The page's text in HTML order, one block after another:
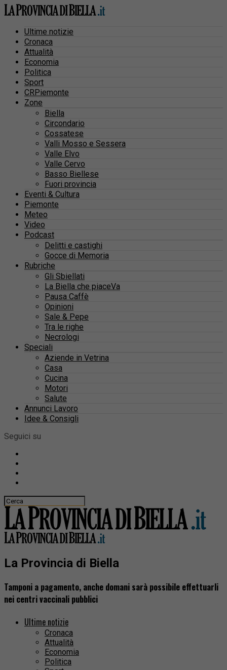
Ultime notizie
Cronaca
Attualità
Economia
Politica
Sport
CRPiemonte
Zone
Biella
Circondario
Cossatese
Valli Mosso e Sessera
Valle Elvo
Valle Cervo
Basso Biellese
Fuori provincia
Eventi & Cultura
Piemonte
Meteo
Video
Podcast
Delitti e castighi
Gocce di Memoria
Rubriche
Gli Sbiellati
La Biella che piaceVa
Pausa Caffè
Opinioni
Sale & Pepe
Tra le righe
Necrologi
Speciali
Aziende in Vetrina
Casa
Cucina
Motori
Salute
Annunci Lavoro
Idee & Consigli
Seguici su
La Provincia di Biella
Tamponi a pagamento, anche domani sarà possibile effettuarli
nei centri vaccinali pubblici
Ultime notizie
Cronaca
Attualità
Economia
Politica